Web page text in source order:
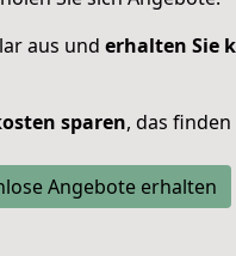
aus und erhalten Sie
sparen, das
Angebote erhalten